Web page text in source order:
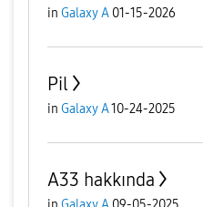
in Galaxy A 01-15-2026
Pil
in Galaxy A10-24-2025
A33 hakkında